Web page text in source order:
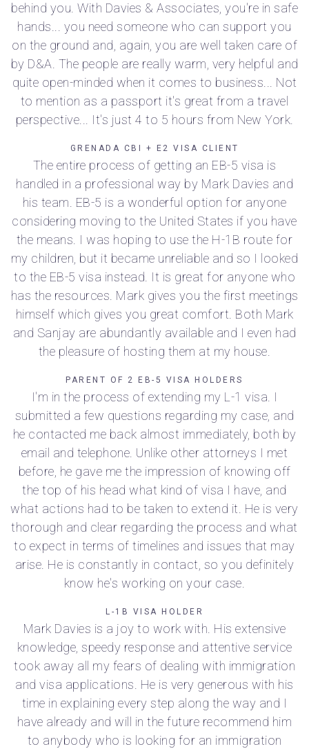
behind you. With Davies & Associates, you're in safe
hands... you need someone who can support you
on the ground and, again, you are well taken care of
by D&A. The people are really warm, very helpful and
quite open-minded when it comes to business... Not
to mention as a passport it's great from a travel
perspective... It's just 4 to 5 hours from New York.
GRENADA CBI + E2 VISA CLIENT
The entire process of getting an EB-5 visa is
handled in a professional way by Mark Davies and
his team. EB-5 is a wonderful option for anyone
considering moving to the United States if you have
the means. I was hoping to use the H-1B route for
my children, but it became unreliable and so I looked
to the EB-5 visa instead. It is great for anyone who
has the resources. Mark gives you the first meetings
himself which gives you great comfort. Both Mark
and Sanjay are abundantly available and I even had
the pleasure of hosting them at my house.
PARENT OF 2 EB-5 VISA HOLDERS
I'm in the process of extending my L-1 visa. I
submitted a few questions regarding my case, and
he contacted me back almost immediately, both by
email and telephone. Unlike other attorneys I met
before, he gave me the impression of knowing off
the top of his head what kind of visa I have, and
what actions had to be taken to extend it. He is very
thorough and clear regarding the process and what
to expect in terms of timelines and issues that may
arise. He is constantly in contact, so you definitely
know he's working on your case.
L-1B VISA HOLDER
Mark Davies is a joy to work with. His extensive
knowledge, speedy response and attentive service
took away all my fears of dealing with immigration
and visa applications. He is very generous with his
time in explaining every step along the way and I
have already and will in the future recommend him
to anybody who is looking for an immigration